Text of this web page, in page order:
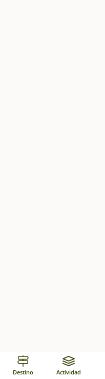
Destino Actividad